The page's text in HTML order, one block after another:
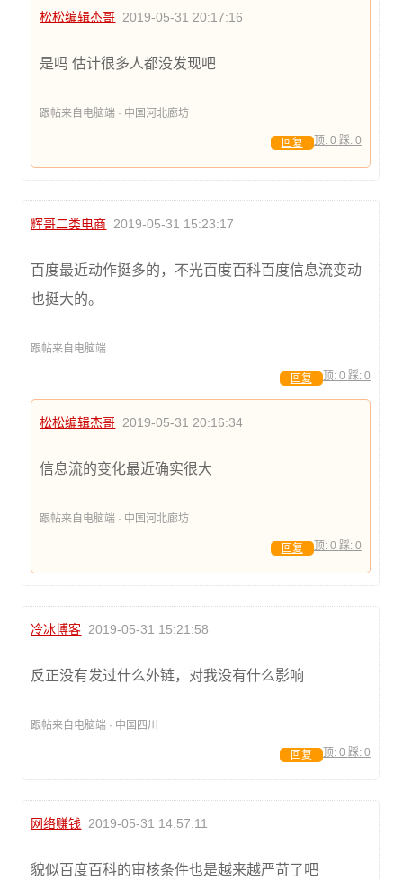
松松编辑杰哥 2019-05-31 20:17:16
是吗 估计很多人都没发现吧
跟帖来自电脑端 · 中国河北廊坊
顶: 0 踩: 0
回复
辉哥二类电商 2019-05-31 15:23:17
百度最近动作挺多的，不光百度百科百度信息流变动
也挺大的。
跟帖来自电脑端
顶: 0 踩: 0
回复
松松编辑杰哥 2019-05-31 20:16:34
信息流的变化最近确实很大
跟帖来自电脑端 · 中国河北廊坊
顶: 0 踩: 0
回复
冷冰博客 2019-05-31 15:21:58
反正没有发过什么外链，对我没有什么影响
跟帖来自电脑端 · 中国四川
顶: 0 踩: 0
回复
网络赚钱 2019-05-31 14:57:11
貌似百度百科的审核条件也是越来越严苛了吧